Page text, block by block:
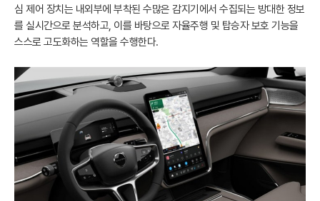
심 제어 장치는 내외부에 부착된 수많은 감지기에서 수집되는 방대한 정보
를 실시간으로 분석하고, 이를 바탕으로 자율주행 및 탑승자 보호 기능을
스스로 고도화하는 역할을 수행한다.